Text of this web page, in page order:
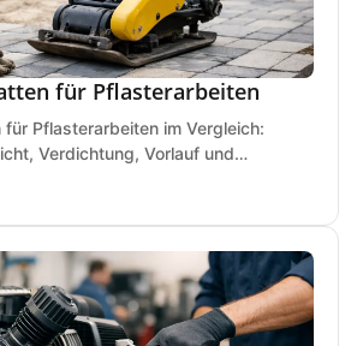
für Pflasterarbeiten
Pflasterarbeiten im Vergleich:
Verdichtung, Vorlauf und